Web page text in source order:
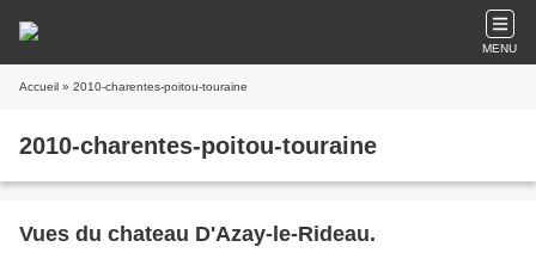
MENU
Accueil » 2010-charentes-poitou-touraine
2010-charentes-poitou-touraine
Vues du chateau D'Azay-le-Rideau.